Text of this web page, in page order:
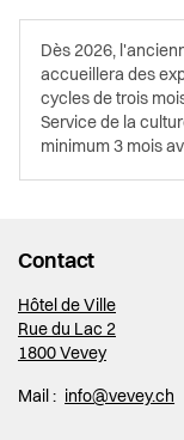
Dès 2026,
accueillera des
cycles de trois
Service de la
minimum 3 mois
Contact
Hôtel de Ville
Rue du Lac 2
1800 Vevey
Mail : info@vevey.ch